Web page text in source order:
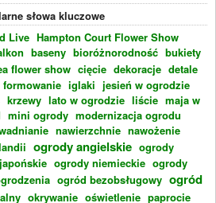
słowa kluczowe
Live Hampton Court Flower Show
baseny bioróżnorodność bukiety
flower show cięcie dekoracje detale
formowanie iglaki jesień w ogrodzie
krzewy lato w ogrodzie liście maja w
mini ogrody modernizacja ogrodu
nawierzchnie nawożenie
ogrody angielskie ogrody
ogrody niemieckie ogrody
ogród bezobsługowy ogród
okrywanie oświetlenie paprocie